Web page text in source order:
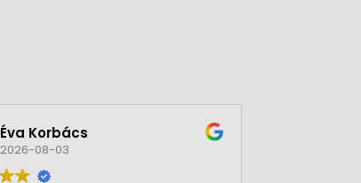
Éva Korbács
2026-08-03